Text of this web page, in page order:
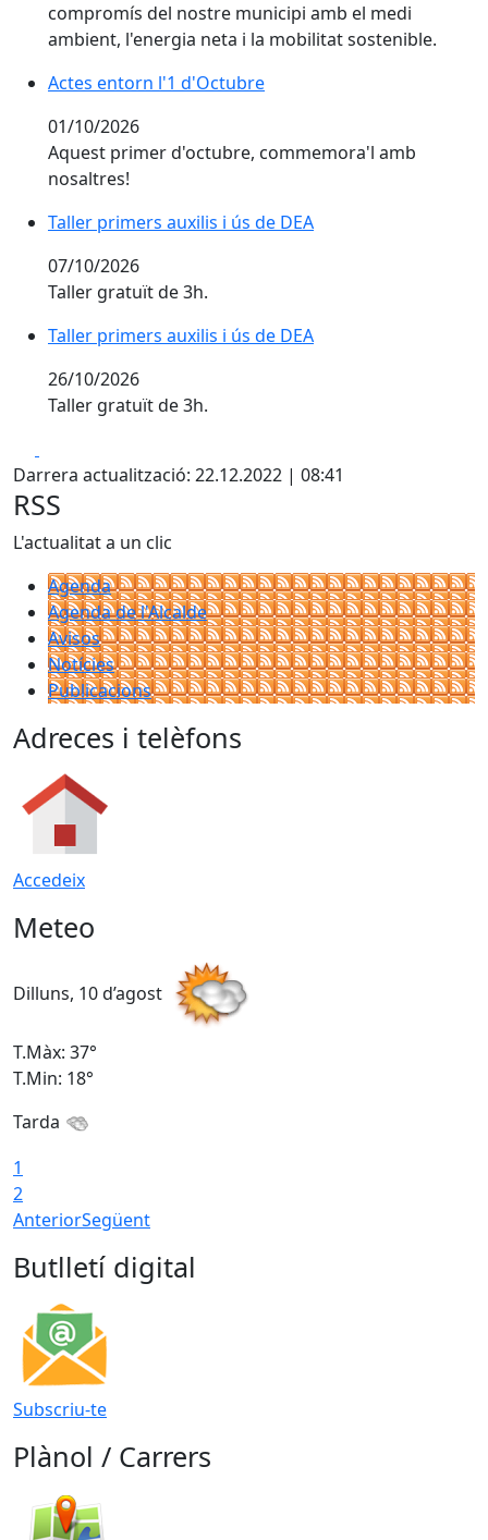
compromís del nostre municipi amb el medi
ambient, l'energia neta i la mobilitat sostenible.
Actes entorn l'1 d'Octubre
Actes entorn l'1 d'Octubre
01/10/2026
Aquest primer d'octubre, commemora'l amb
nosaltres!
Taller primers auxilis i ús de DEA
Taller primers auxilis i ús de DEA
07/10/2026
Taller gratuït de 3h.
Taller primers auxilis i ús de DEA
Taller primers auxilis i ús de DEA
26/10/2026
Taller gratuït de 3h.
Darrera actualització: 22.12.2022 | 08:41
RSS
L'actualitat a un clic
Agenda
Agenda de l'Alcalde
Avisos
Notícies
Publicacions
Adreces i telèfons
Accedeix
Meteo
Dilluns, 10 d’agost
T.Màx: 37°
T.Min: 18°
Tarda
1
2
AnteriorSegüent
Butlletí digital
Subscriu-te
Plànol / Carrers